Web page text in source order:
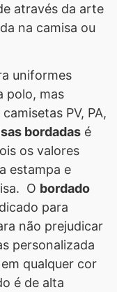
através da arte
na camisa ou
uniformes
polo, mas
PV, PA,
bordadas é
os valores
estampa e
O bordado
para
não prejudicar
personalizada
qualquer cor
é de alta